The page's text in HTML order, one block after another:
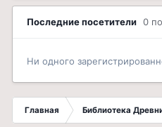
Последние посетители 0
Ни одного
Главная Библиотека